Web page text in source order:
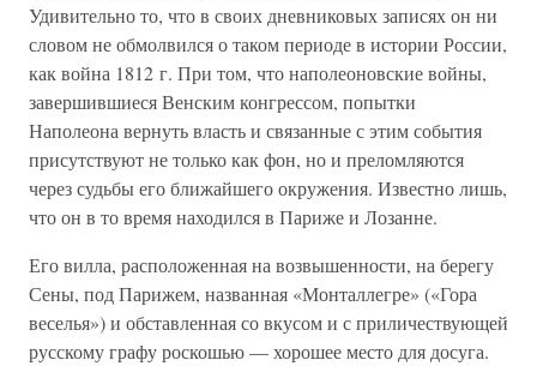
Удивительно то, что в своих дневниковых записях он ни
словом не обмолвился о таком периоде в истории России,
как война 1812 г. При том, что наполеоновские войны,
завершившиеся Венским конгрессом, попытки
Наполеона вернуть власть и связанные с этим события
присутствуют не только как фон, но и преломляются
через судьбы его ближайшего окружения. Известно лишь,
что он в то время находился в Париже и Лозанне.
Его вилла, расположенная на возвышенности, на берегу
Сены, под Парижем, названная «Монталлегре» («Гора
веселья») и обставленная со вкусом и с приличествующей
русскому графу роскошью — хорошее место для досуга.